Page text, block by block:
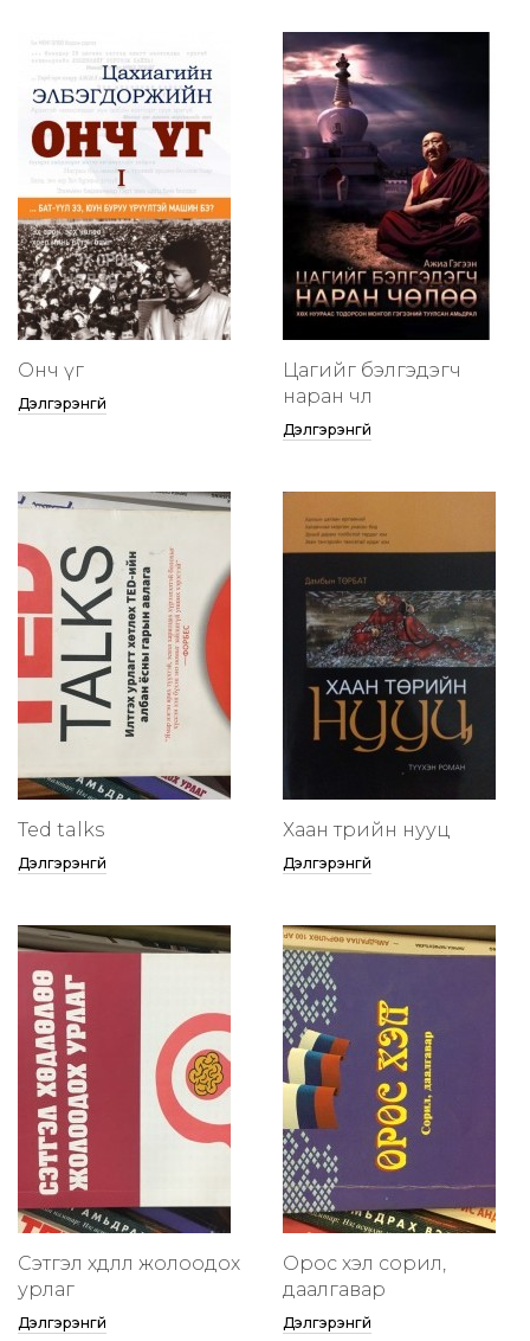
Онч үг
Дэлгэрэнгүй
Цагийг бэлгэдэгч
наран чөлөө
Дэлгэрэнгүй
Ted talks
Дэлгэрэнгүй
Хаан төрийн нууц
Дэлгэрэнгүй
Сэтгэл хөдлөлөө жолоодох
урлаг
Дэлгэрэнгүй
Орос хэл сорил,
даалгавар
Дэлгэрэнгүй